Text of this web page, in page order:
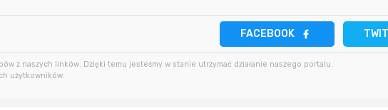
FACEBOOK
z naszych linków. Dzięki temu jesteśmy w stanie utrzymać działanie naszego portalu.
użytkowników.
sudi242
2 godziny temu
4 godziny temu